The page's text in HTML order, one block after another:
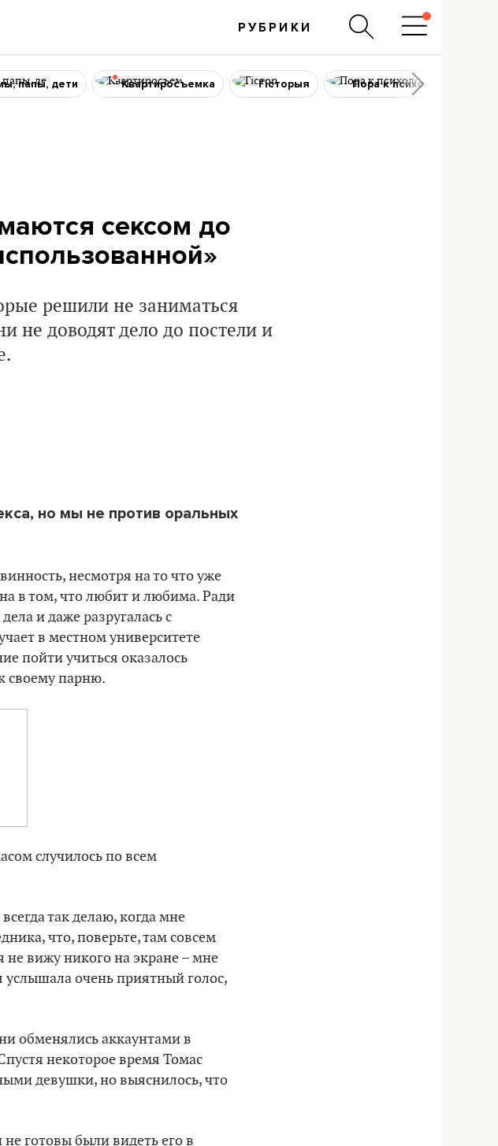
РУБРИКИ
папы, дети Квартиросъемка Гісторыя Пора к психологу
сексом до
решили не заниматься
не доводят дело до постели и
но мы не против оральных
несмотря на то что уже
в том, что любит и любима. Ради
и даже разругалась с
в местном университете
пойти учиться оказалось
своему парню.
случилось по всем
так делаю, когда мне
что, поверьте, там совсем
не вижу никого на экране – мне
услышала очень приятный голос,
обменялись аккаунтами в
некоторое время Томас
девушки, но выяснилось, что
готовы были видеть его в